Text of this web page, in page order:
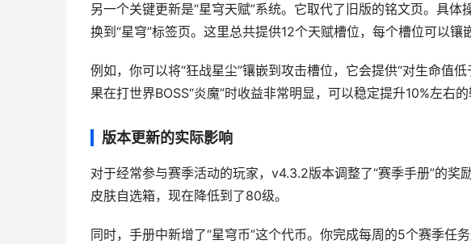
另一个关键更新是“星穹天赋”系统。它取代了旧版的铭文页。具
换到“星穹”标签页。这里总共提供12个天赋槽位，每个槽位可以镶嵌
例如，你可以将“狂战星尘”镶嵌到攻击槽位，它会提供“对生命值
果在打世界BOSS“炎魔”时收益非常明显，可以稳定提升10%左右的
版本更新的实际影响
对于经常参与赛季活动的玩家，v4.3.2版本调整了“赛季手册”的奖
皮肤自选箱，现在降低到了80级。
同时，手册中新增了“星穹币”这个代币。你完成每周的5个赛季任